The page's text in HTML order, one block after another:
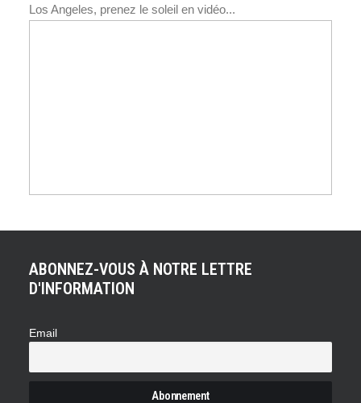
Los Angeles, prenez le soleil en vidéo...
ABONNEZ-VOUS À NOTRE LETTRE
D'INFORMATION
Email